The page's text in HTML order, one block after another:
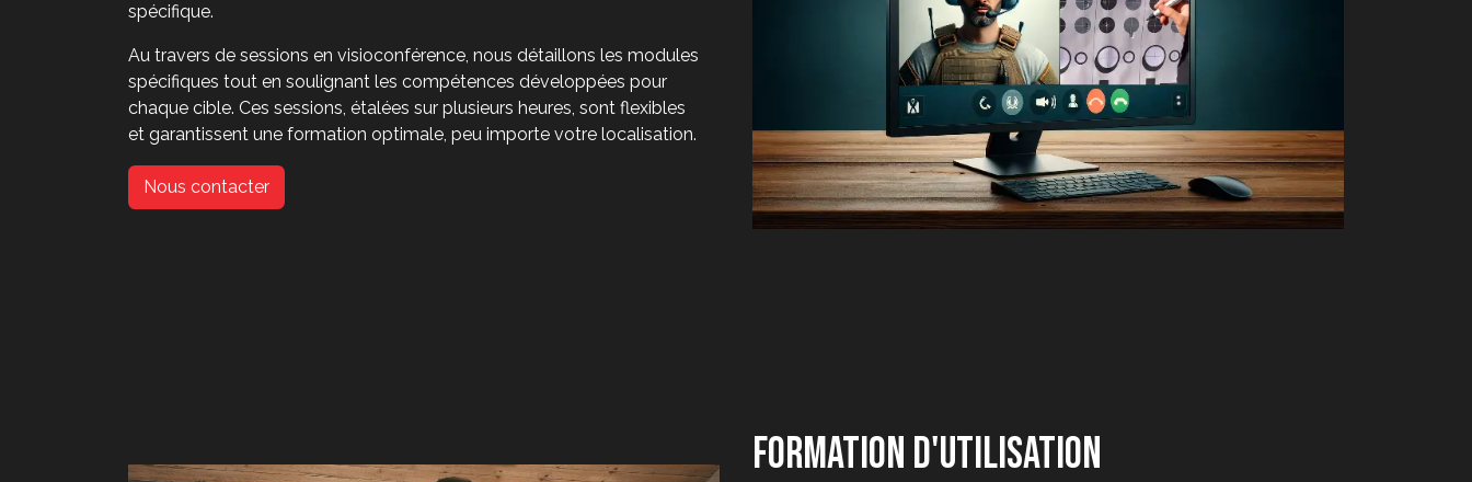
spécifique.
Au travers de sessions en visioconférence, nous détaillons les modules
spécifiques tout en soulignant les compétences développées pour
chaque cible. Ces sessions, étalées sur plusieurs heures, sont flexibles
et garantissent une formation optimale, peu importe votre localisation.
Nous contacter
formation d'utilisation